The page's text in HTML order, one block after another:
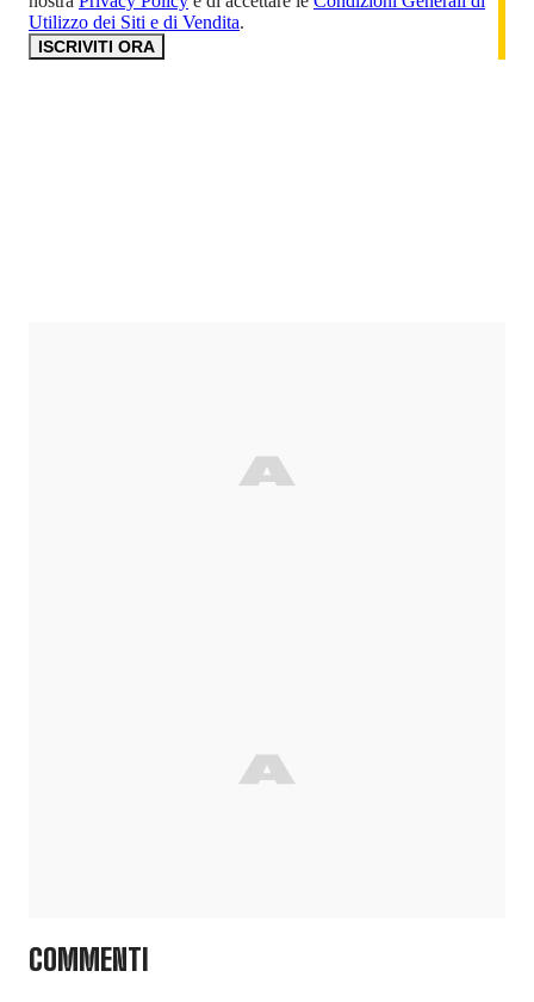
Utilizzo dei Siti e di Vendita.
ISCRIVITI ORA
COMMENTI